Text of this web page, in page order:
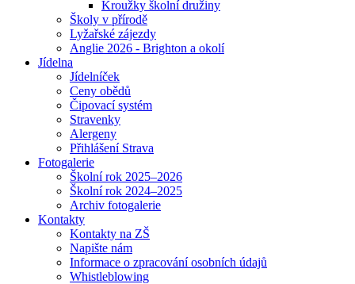
Kroužky školní družiny
Školy v přírodě
Lyžařské zájezdy
Anglie 2026 - Brighton a okolí
Jídelna
Jídelníček
Ceny obědů
Čipovací systém
Stravenky
Alergeny
Přihlášení Strava
Fotogalerie
Školní rok 2025–2026
Školní rok 2024–2025
Archiv fotogalerie
Kontakty
Kontakty na ZŠ
Napište nám
Informace o zpracování osobních údajů
Whistleblowing